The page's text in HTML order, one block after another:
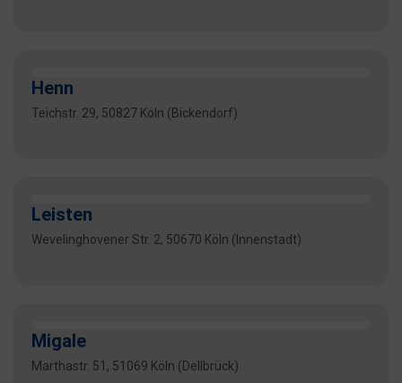
Henn
Teichstr. 29, 50827 Köln (Bickendorf)
Leisten
Wevelinghovener Str. 2, 50670 Köln (Innenstadt)
Migale
Marthastr. 51, 51069 Köln (Dellbrück)